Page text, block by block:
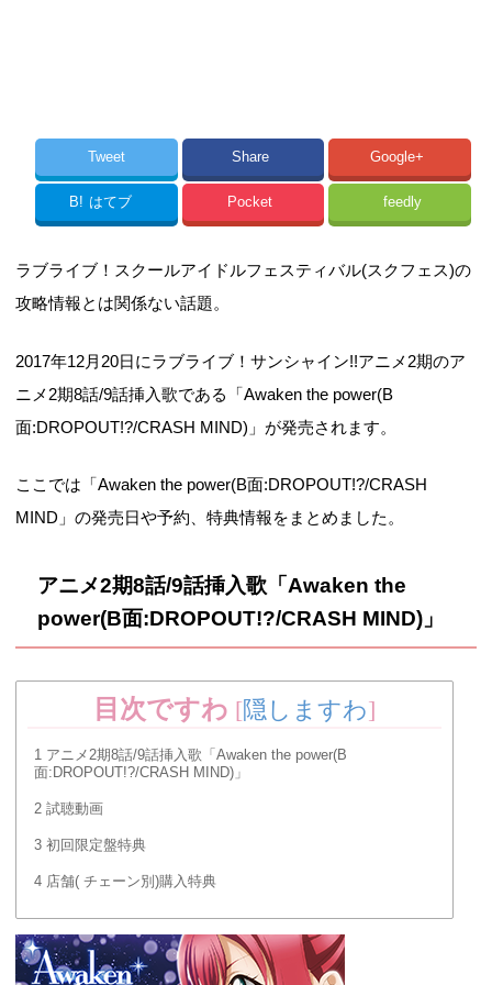
Tweet Share Google+
B! はてブ Pocket feedly
ラブライブ！スクールアイドルフェスティバル(スクフェス)の
攻略情報とは関係ない話題。
2017年12月20日にラブライブ！サンシャイン!!アニメ2期のア
ニメ2期8話/9話挿入歌である「Awaken the power(B
面:DROPOUT!?/CRASH MIND)」が発売されます。
ここでは「Awaken the power(B面:DROPOUT!?/CRASH
MIND」の発売日や予約、特典情報をまとめました。
アニメ2期8話/9話挿入歌「Awaken the
power(B面:DROPOUT!?/CRASH MIND)」
目次ですわ [隠しますわ]
1 アニメ2期8話/9話挿入歌「Awaken the power(B
面:DROPOUT!?/CRASH MIND)」
2 試聴動画
3 初回限定盤特典
4 店舗( チェーン別)購入特典